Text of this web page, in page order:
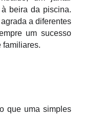
beira da piscina.
a diferentes
um sucesso
familiares.
que uma simples